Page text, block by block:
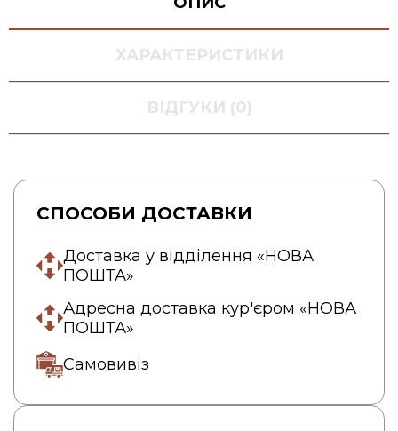
ХАРАКТЕРИСТИКИ
ВІДГУКИ (0)
СПОСОБИ ДОСТАВКИ
Доставка у відділення «НОВА
ПОШТА»
Адресна доставка кур'єром «НОВА
ПОШТА»
Самовивіз